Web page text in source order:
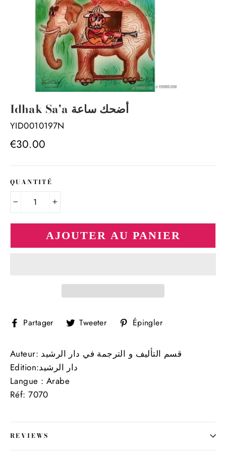
Idhak Sa'a أضحك ساعة
YID0010197N
Prix
€30.00
QUANTITÉ
AJOUTER AU PANIER
Partager PartagerTweeter Tweeter
sur
Épingler
Auteur: قسم التأليف و الترجمة في دار الرشيد
Edition:دار الرشيد
Langue : Arabe
Réf: 7070
REVIEWS